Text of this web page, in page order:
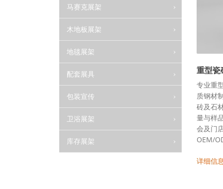
马赛克展架
木地板展架
地毯展架
配套展具
包装宣传
卫浴展架
库存展架
重型瓷
专业重
质钢材
砖及石
量与样
会及门
OEM/
详细信